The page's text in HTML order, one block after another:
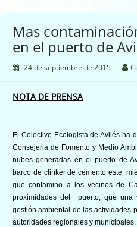
Mas
24 de septiembre de 2015
NOTA DE PRENSA
El Colectivo Ecologista de Avilés ha
Consejeria de Fomento y Medio
nubes generadas en el puerto de
barco de clinker de cemento este
que contamino a los vecinos de
proximidades del puerto, que una
gestión ambiental de las actividades
autoridades regionales y municipales.